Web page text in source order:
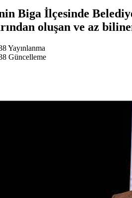
Biga İlçesinde
oluşan ve az
Yayınlanma
Güncelleme